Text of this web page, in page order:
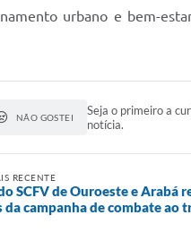
urbano e bem-
NÃO GOSTEI
Seja o primeiro a
notícia.
RECENTE
SCFV de Ouroeste e Arabá
da campanha de combate ao